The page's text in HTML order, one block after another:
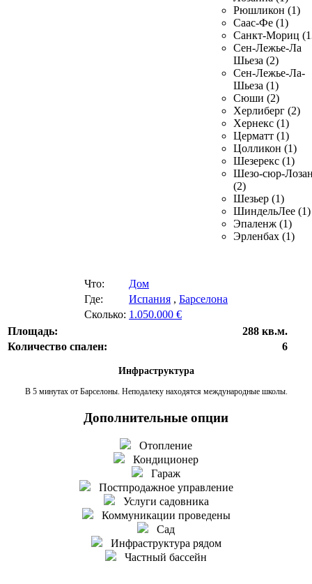
Рюшликон (1)
Саас-Фе (1)
Санкт-Мориц
Сен-Лежье-Ла
Шьеза (2)
Сен-Лежье-Ла-
Шьеза (1)
Сюши (2)
Херлиберг (2)
Хернекс (1)
Церматт (1)
Цолликон (1)
Шезерекс (1)
Шезо-сюр-
(2)
Шезьер (1)
ШиндельЛее (1)
Эпаленж (1)
Эрленбах (1)
Что:
Дом
Где:
Испания , Барселона
Сколько: 1.050.000 €
Площадь:
288 кв.м.
Количество спален:
6
Инфраструктура
В 5 минутах от Барселоны. Неподалеку находятся международные школы.
Дополнительные опции
Отопление
Кондиционер
Гараж
Постпродажное управление
Услуги садовника
Коммуникации проведены
Сад
Инфраструктура рядом
Частный бассейн